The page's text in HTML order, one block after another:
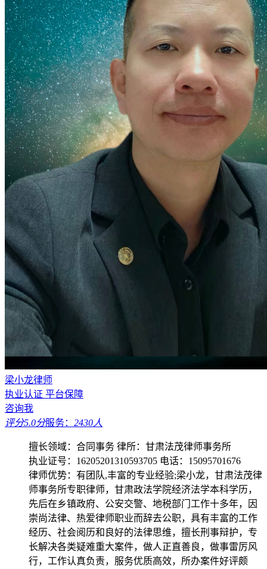
梁小龙律师
执业认证 平台保障
咨询我
评分5.0分服务： 2430人
擅长领域：合同事务 律所：甘肃法茂律师事务所
执业证号：16205201310593705 电话：15095701676
律师优势：有团队,丰富的专业经验;梁小龙，甘肃法茂律
师事务所专职律师，甘肃政法学院经济法学本科学历，
先后在乡镇政府、公安交警、地税部门工作十多年，因
崇尚法律、热爱律师职业而辞去公职，具有丰富的工作
经历、社会阅历和良好的法律思维，擅长刑事辩护，专
长解决各类疑难重大案件，做人正直善良，做事雷厉风
行，工作认真负责，服务优质高效，所办案件好评颇